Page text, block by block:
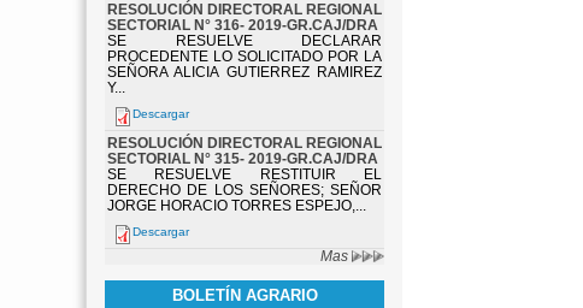
RESOLUCIÓN DIRECTORAL REGIONAL
SECTORIAL N° 316- 2019-GR.CAJ/DRA
SE RESUELVE DECLARAR
PROCEDENTE LO SOLICITADO POR LA
SEÑORA ALICIA GUTIERREZ RAMIREZ
Y...
Descargar
RESOLUCIÓN DIRECTORAL REGIONAL
SECTORIAL N° 315- 2019-GR.CAJ/DRA
SE RESUELVE RESTITUIR EL
DERECHO DE LOS SEÑORES; SEÑOR
JORGE HORACIO TORRES ESPEJO,...
Descargar
Mas
BOLETÍN AGRARIO